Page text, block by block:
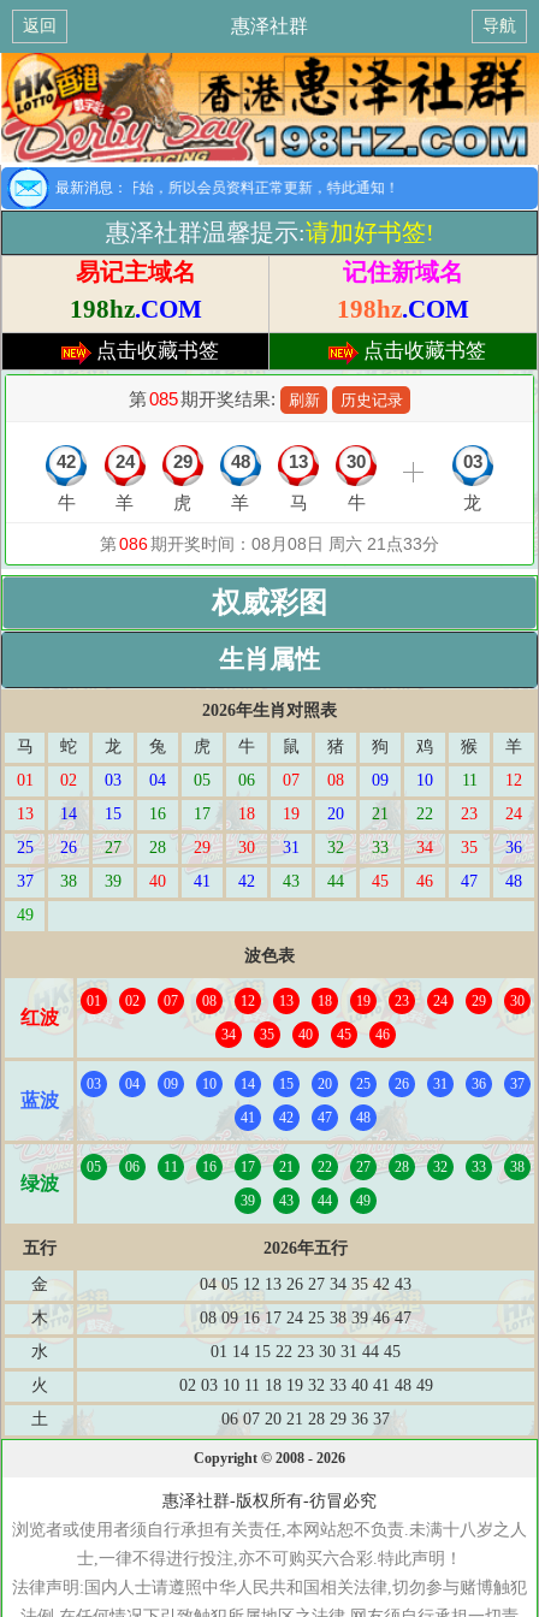
返回 惠泽社群 导航
最新消息：
示：8月1日开始，所以会员资料正常更新，特此通知！
惠泽社群温馨提示:请加好书签!
易记主域名
198hz.COM
记住新域名
198hz.COM
点击收藏书签 点击收藏书签
权威彩图
生肖属性
2026年生肖对照表
马
蛇 龙 兔 虎 牛 鼠 猪 狗 鸡 猴
羊
01
02 03 04 05 06 07 08 09 10 11
12
13
14 15 16 17 18 19 20 21 22 23
24
25
26 27 28 29 30 31 32 33 34 35
36
37
38 39 40 41 42 43 44 45 46 47
48
49
波色表
红波
01 02 07 08 12 13 18 19 23 24 29
30
34
35 40 45 46
蓝波
03 04 09 10 14 15 20 25 26 31 36
37
41
42 47 48
绿波
05 06 11 16 17 21 22 27 28 32 33
38
39
43 44 49
五行
2026年五行
金
04 05 12 13 26 27 34 35 42 43
木
08 09 16 17 24 25 38 39 46 47
水
01 14 15 22 23 30 31 44 45
火
02 03 10 11 18 19 32 33 40 41 48 49
土
06 07 20 21 28 29 36 37
Copyright © 2008 - 2026
惠泽社群-版权所有-彷冒必究
浏览者或使用者须自行承担有关责任,本网站恕不负责.未满十八岁之人
士,一律不得进行投注,亦不可购买六合彩.特此声明！
法律声明:国内人士请遵照中华人民共和国相关法律,切勿参与赌博触犯